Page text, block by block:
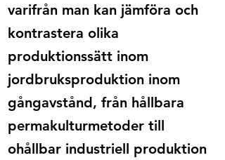
varifrån man kan jämföra och
kontrastera olika
produktionssätt inom
jordbruksproduktion inom
gångavstånd, från hållbara
permakulturmetoder till
ohållbar industriell produktion